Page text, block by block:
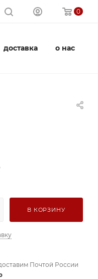
0
доставка о нас
В КОРЗИНУ
Почтой России